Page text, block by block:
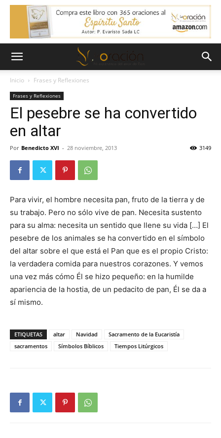
Inicio Frases y Reflexiones
Frases y Reflexiones
El pesebre se ha convertido
en altar
Por Benedicto XVI - 28 noviembre, 2013 3149
Para vivir, el hombre necesita pan, fruto de la tierra y de
su trabajo. Pero no sólo vive de pan. Necesita sustento
para su alma: necesita un sentido que llene su vida […] El
pesebre de los animales se ha convertido en el símbolo
del altar sobre el que está el Pan que es el propio Cristo:
la verdadera comida para nuestros corazones. Y vemos
una vez más cómo Él se hizo pequeño: en la humilde
apariencia de la hostia, de un pedacito de pan, Él se da a
sí mismo.
ETIQUETAS altar Navidad
Sacramento de la Eucaristía
sacramentos
Símbolos Bíblicos Tiempos Litúrgicos